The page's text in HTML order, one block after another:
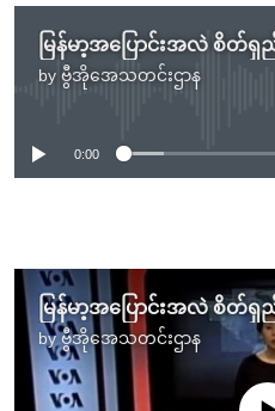
by ဗွီအိုအေသတင်းဌာန
No media
0:00
byဗွီအိုအေသတင်းဌာန
No media